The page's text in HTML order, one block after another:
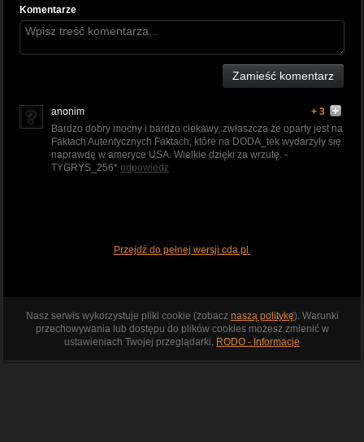
Komentarze
Zamieść komentarz
anonim
+ 3
Bardzo dobry mocny i bardzo ciekawy, zwłaszcza że oparty jest na
Faktach Autentycznych Faktach, które na DODA_tek wydarzyły się
naprawdę w ameryce USA. Wielkie dzięki za wrzutę. -
TYGRYS_256* odpowiedz
Przejdź do pełnej wersji cda.pl
Nasz serwis wykorzystuje pliki cookie (zobacz naszą politykę). Warunki
przechowywania lub dostępu do plików cookies możesz zmienić w
ustawieniach Twojej przeglądarki. RODO - Informacje